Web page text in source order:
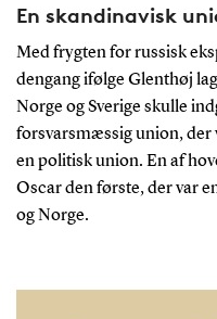
En skandinavisk
Med frygten for russisk
dengang ifølge Glenthøj
Norge og Sverige skulle
forsvarsmæssig union, der
en politisk union. En af
Oscar den første, der var
og Norge.